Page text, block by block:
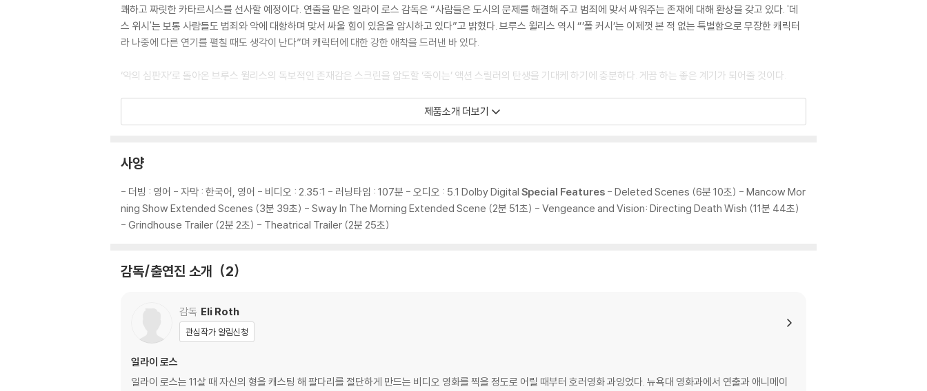
쾌하고 짜릿한 카타르시스를 선사할 예정이다. 연출을 맡은 일라이 로스 감독은 “사람들은 도시의 문제를 해결해 주고 범죄에 맞서 싸워주는 존재에 대해 환상을 갖고 있다. '데
스 위시'는 보통 사람들도 범죄와 악에 대항하며 맞서 싸울 힘이 있음을 암시하고 있다”고 밝혔다. 브루스 윌리스 역시 “’폴 커시’는 이제껏 본 적 없는 특별함으로 무장한 캐릭터
라 나중에 다른 연기를 펼칠 때도 생각이 난다”며 캐릭터에 대한 강한 애착을 드러낸 바 있다.
‘악의 심판자’로 돌아온 브루스 윌리스의 독보적인 존재감은 스크린을 압도할 ‘죽이는’ 액션 스릴러의 탄생을 기대케 하기에 충분하다. 게끔 하는 좋은 계기가 되어줄 것이다.
목숨을 ‘구하는’ 외과의사 VS 목숨을 ‘거두는’ 시티헌터
낮에는 환자의 생명을 ‘구하는’ 외과의사로, 밤에는 누군가의 목숨을 ‘거두는’ 시티헌터로서 법의 테두리 밖에서 정의를 실현하는 ‘폴 커시’. 그는 직장에서 유능하고 다정한 의사
로서 환자를 대하지만 밤에는 후드 티셔츠로 정체를 숨긴 채 사회악의 무리들을 잔혹하게 처단하며 천사와 악마를 오가는 양면성을 보여준다. 극단적인 사례로 ‘폴 커시’는 병원
자 했다. 이러한 장면들에서 ‘폴 커시’는 자신의 도덕관을 세운다. 평소에는 정직하고 선량한 사람이지만 정의를 실천하고자 자신의 행동을 계속 밀고 나아가는 것”이라며 ‘폴 커
는 그야말로 극도의 이성을 발휘하는 장면들과 동물적인 아드레날린이 솟구치는 정반대의 장면들을 완벽히 소화해 내며 로저 번바엄 프로듀서로부터 “정말 여러모로 완벽한 ‘폴
커시’”라는 극찬을 이끌어 냈다.
일라이 로스 감독은 ‘영웅인가, 악인인가’로 논란을 불러일으키며 시카고 전역을 떠들썩하게 만든 ‘사신’, 경찰들의 추격을 따돌린 채 아슬아슬하고 위험천만한 이중생활을 이어
제품소개 더보기
사양
- 더빙 : 영어 - 자막 : 한국어, 영어 - 비디오 : 2.35:1 - 러닝타임 : 107분 - 오디오 : 5.1 Dolby Digital Special Features - Deleted Scenes (6분 10초) - Mancow Mor
ning Show Extended Scenes (3분 39초) - Sway In The Morning Extended Scene (2분 51초) - Vengeance and Vision: Directing Death Wish (11분 44초)
- Grindhouse Trailer (2분 2초) - Theatrical Trailer (2분 25초)
감독/출연진 소개 2
감독 Eli Roth
관심작가 알림신청
일라이 로스
일라이 로스는 11살 때 자신의 형을 캐스팅 해 팔다리를 절단하게 만드는 비디오 영화를 찍을 정도로 어릴 때부터 호러영화 과잉었다. 뉴욕대 영화과에서 연출과 애니메이